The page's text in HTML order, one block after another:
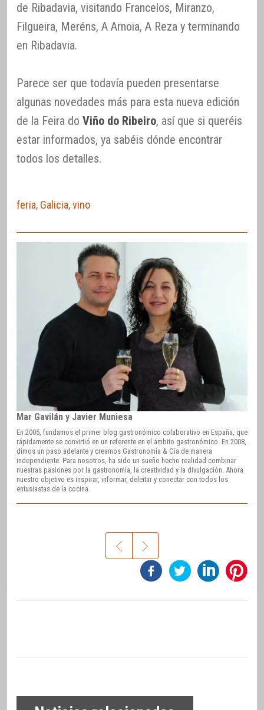
de Ribadavia, visitando Francelos, Miranzo,
Filgueira, Meréns, A Arnoia, A Reza y terminando
en Ribadavia.
Parece ser que todavía pueden presentarse
algunas novedades más para esta nueva edición
de la Feira do Viño do Ribeiro, así que si queréis
estar informados, ya sabéis dónde encontrar
todos los detalles.
feria, Galicia,vino
Mar Gavilán y Javier Muniesa
En 2005, fundamos el primer blog gastronómico colaborativo en España, que
rápidamente se convirtió en un referente en el ámbito gastronómico. En 2008,
dimos un paso adelante y creamos Gastronomía & Cía de manera
independiente. Para nosotros, ha sido un sueño hecho realidad combinar
nuestras pasiones por la gastronomía, la creatividad y la divulgación. Ahora
nuestro objetivo es inspirar, informar, deleitar y conectar con todos los
entusiastas de la cocina.